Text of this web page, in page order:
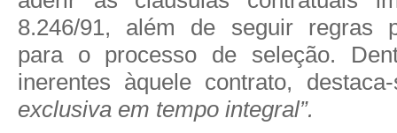
8.246/91, além de seguir regras
para o processo de seleção.
inerentes àquele contrato,
exclusiva em tempo integral”.